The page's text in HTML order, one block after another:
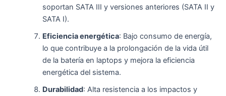
soportan SATA III y versiones anteriores (SATA II y
SATA I).
Eficiencia energética: Bajo consumo de energía,
lo que contribuye a la prolongación de la vida útil
de la batería en laptops y mejora la eficiencia
energética del sistema.
Durabilidad: Alta resistencia a los impactos y